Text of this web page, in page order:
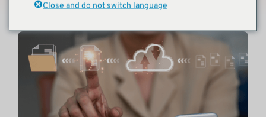
Close and do not switch language